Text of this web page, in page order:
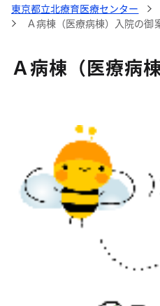
東京都立北療育医療センター
Ａ病棟（医療病棟）入院の御
Ａ病棟（医療病